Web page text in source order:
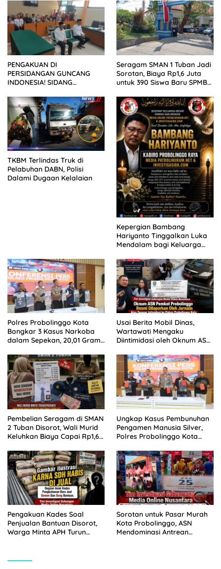
PENGAKUAN DI
PERSIDANGAN GUNCANG
INDONESIA! SIDANG
KELUARGA KORBAN
MENGAMUK DI PN MALANG
Seragam SMAN 1 Tuban Jadi
Sorotan, Biaya Rp1,6 Juta
untuk 390 Siswa Baru SPMB
TKBM Terlindas Truk di
Pelabuhan DABN, Polisi
Dalami Dugaan Kelalaian
Kepergian Bambang
Hariyanto Tinggalkan Luka
Mendalam bagi Keluarga
Polres Probolinggo Kota
Bongkar 3 Kasus Narkoba
dalam Sepekan, 20,01 Gram
Usai Berita Mobil Dinas,
Wartawati Mengaku
Diintimidasi oleh Oknum ASN
Tempuh Jalur Hukum
Pembelian Seragam di SMAN
2 Tuban Disorot, Wali Murid
Keluhkan Biaya Capai Rp1,6
Ungkap Kasus Pembunuhan
Pengamen Manusia Silver,
Polres Probolinggo Kota
Pengakuan Kades Soal
Penjualan Bantuan Disorot,
Warga Minta APH Turun
Sorotan untuk Pasar Murah
Kota Probolinggo, ASN
Mendominasi Antrean